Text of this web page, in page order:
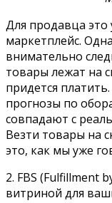
Для продавца это
маркетплейс.
внимательно
товары лежат на
придется
прогнозы по
совпадают с
Везти товары на
это, как мы уже
2. FBS (Fulfillment
витриной для